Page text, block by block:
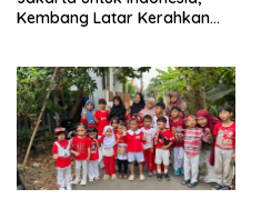
Kembang Latar Kerahkan